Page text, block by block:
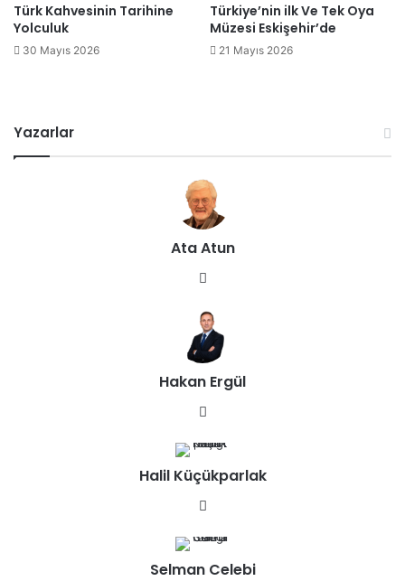
Türk Kahvesinin Tarihine
Yolculuk
30 Mayıs 2026
Türkiye’nin ilk Ve Tek Oya
Müzesi Eskişehir’de
21 Mayıs 2026
Yazarlar
Ata Atun
esi
Hakan Ergül
sit
esi
Halil Küçükparlak
sit
esi
Selman Celebi